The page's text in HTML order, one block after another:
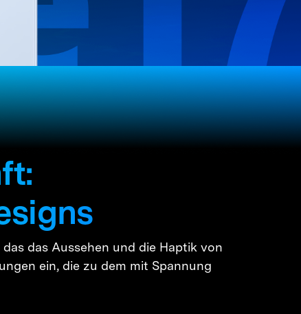
das Aussehen und die Haptik von
ein, die zu dem mit Spannung